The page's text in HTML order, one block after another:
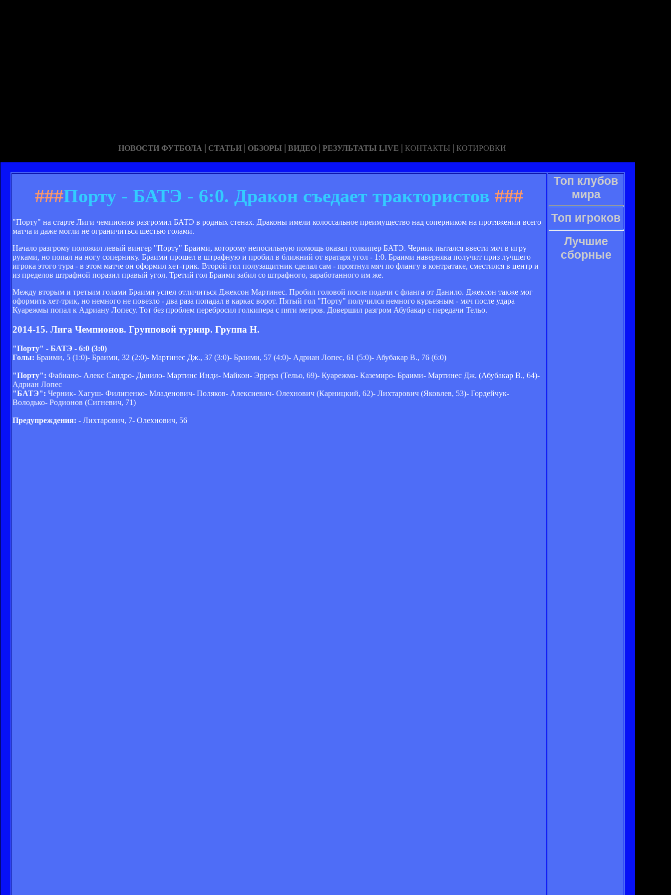
НОВОСТИ ФУТБОЛА | СТАТЬИ | ОБЗОРЫ | ВИДЕО | РЕЗУЛЬТАТЫ LIVE | КОНТАКТЫ | КОТИРОВКИ
###Порту - БАТЭ - 6:0. Дракон съедает трактористов ###
"Порту" на старте Лиги чемпионов разгромил БАТЭ в родных стенах. Драконы имели колоссальное преимущество над соперником на протяжении всего
матча и даже могли не ограничиться шестью голами.
Начало разгрому положил левый вингер "Порту" Браими, которому непосильную помощь оказал голкипер БАТЭ. Черник пытался ввести мяч в игру
руками, но попал на ногу сопернику. Браими прошел в штрафную и пробил в ближний от вратаря угол - 1:0. Браими наверняка получит приз лучшего
игрока этого тура - в этом матче он оформил хет-трик. Второй гол полузащитник сделал сам - проятнул мяч по флангу в контратаке, сместился в центр и
из пределов штрафной поразил правый угол. Третий гол Браими забил со штрафного, заработанного им же.
Между вторым и третьим голами Браими успел отличиться Джексон Мартинес. Пробил головой после подачи с фланга от Данило. Джексон также мог
оформить хет-трик, но немного не повезло - два раза попадал в каркас ворот. Пятый гол "Порту" получился немного курьезным - мяч после удара
Куарежмы попал к Адриану Лопесу. Тот без проблем перебросил голкипера с пяти метров. Довершил разгром Абубакар с передачи Тельо.
2014-15. Лига Чемпионов. Групповой турнир. Группа H.
"Порту" - БАТЭ - 6:0 (3:0)
Голы: Браими, 5 (1:0)- Браими, 32 (2:0)- Мартинес Дж., 37 (3:0)- Браими, 57 (4:0)- Адриан Лопес, 61 (5:0)- Абубакар В., 76 (6:0)
"Порту": Фабиано- Алекс Сандро- Данило- Мартинс Инди- Майкон- Эррера (Тельо, 69)- Куарежма- Каземиро- Браими- Мартинес Дж. (Абубакар В., 64)-
Адриан Лопес
"БАТЭ": Черник- Хагуш- Филипенко- Младенович- Поляков- Алексиевич- Олехнович (Карницкий, 62)- Лихтарович (Яковлев, 53)- Гордейчук-
Володько- Родионов (Сигневич, 71)
Предупреждения: - Лихтарович, 7- Олехнович, 56
Топ клубов
мира
Топ игроков
Лучшие
сборные